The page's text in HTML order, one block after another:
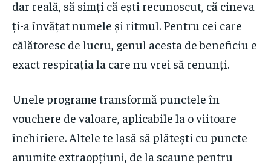
dar reală, să simți că ești recunoscut, că cineva
ți-a învățat numele și ritmul. Pentru cei care
călătoresc de lucru, genul acesta de beneficiu e
exact respirația la care nu vrei să renunți.
Unele programe transformă punctele în
vouchere de valoare, aplicabile la o viitoare
închiriere. Altele te lasă să plătești cu puncte
anumite extraopțiuni, de la scaune pentru